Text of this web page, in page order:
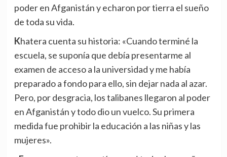
poder en Afganistán y echaron por tierra el sueño
de toda su vida.
Khatera cuenta su historia: «Cuando terminé la
escuela, se suponía que debía presentarme al
examen de acceso a la universidad y me había
preparado a fondo para ello, sin dejar nada al azar.
Pero, por desgracia, los talibanes llegaron al poder
en Afganistán y todo dio un vuelco. Su primera
medida fue prohibir la educación a las niñas y las
mujeres».